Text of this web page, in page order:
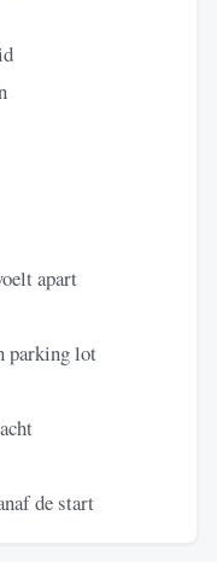
apart
parking lot
de start